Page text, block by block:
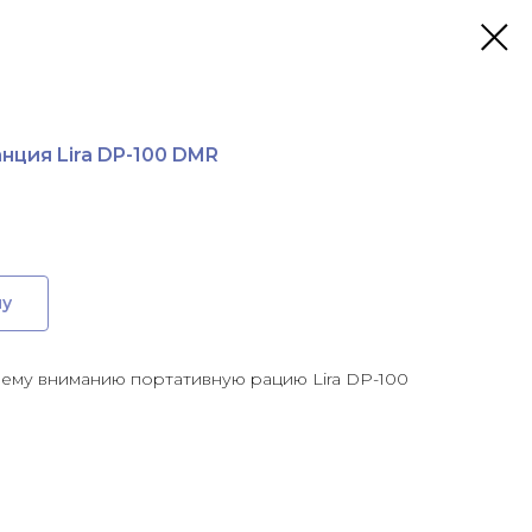
Lira DP-100 DMR
вниманию портативную рацию Lira DP-100